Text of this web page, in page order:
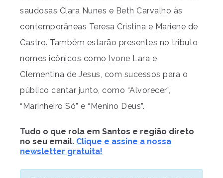
saudosas Clara Nunes e Beth Carvalho às
contemporâneas Teresa Cristina e Mariene de
Castro. Também estarão presentes no tributo
nomes icônicos como Ivone Lara e
Clementina de Jesus, com sucessos para o
público cantar junto, como “Alvorecer”,
“Marinheiro Só” e “Menino Deus”.
Tudo o que rola em Santos e região direto
no seu email. Clique e assine a nossa
newsletter gratuita!